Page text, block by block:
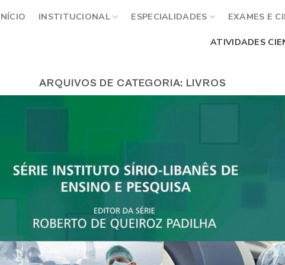
INSTITUCIONAL ESPECIALIDADES EXAMES E
ATIVIDADES
ARQUIVOS DE CATEGORIA: LIVROS